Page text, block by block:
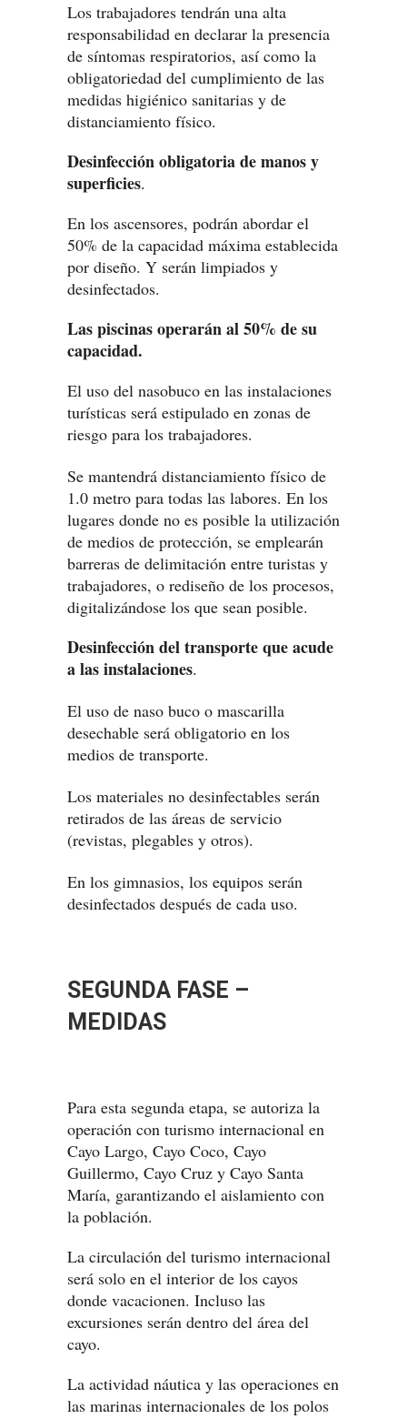
Los trabajadores tendrán una alta
responsabilidad en declarar la presencia
de síntomas respiratorios, así como la
obligatoriedad del cumplimiento de las
medidas higiénico sanitarias y de
distanciamiento físico.
Desinfección obligatoria de manos y
superficies.
En los ascensores, podrán abordar el
50% de la capacidad máxima establecida
por diseño. Y serán limpiados y
desinfectados.
Las piscinas operarán al 50% de su
capacidad.
El uso del nasobuco en las instalaciones
turísticas será estipulado en zonas de
riesgo para los trabajadores.
Se mantendrá distanciamiento físico de
1.0 metro para todas las labores. En los
lugares donde no es posible la utilización
de medios de protección, se emplearán
barreras de delimitación entre turistas y
trabajadores, o rediseño de los procesos,
digitalizándose los que sean posible.
Desinfección del transporte que acude
a las instalaciones.
El uso de naso buco o mascarilla
desechable será obligatorio en los
medios de transporte.
Los materiales no desinfectables serán
retirados de las áreas de servicio
(revistas, plegables y otros).
En los gimnasios, los equipos serán
desinfectados después de cada uso.
SEGUNDA FASE –
MEDIDAS
Para esta segunda etapa, se autoriza la
operación con turismo internacional en
Cayo Largo, Cayo Coco, Cayo
Guillermo, Cayo Cruz y Cayo Santa
María, garantizando el aislamiento con
la población.
La circulación del turismo internacional
será solo en el interior de los cayos
donde vacacionen. Incluso las
excursiones serán dentro del área del
cayo.
La actividad náutica y las operaciones en
las marinas internacionales de los polos